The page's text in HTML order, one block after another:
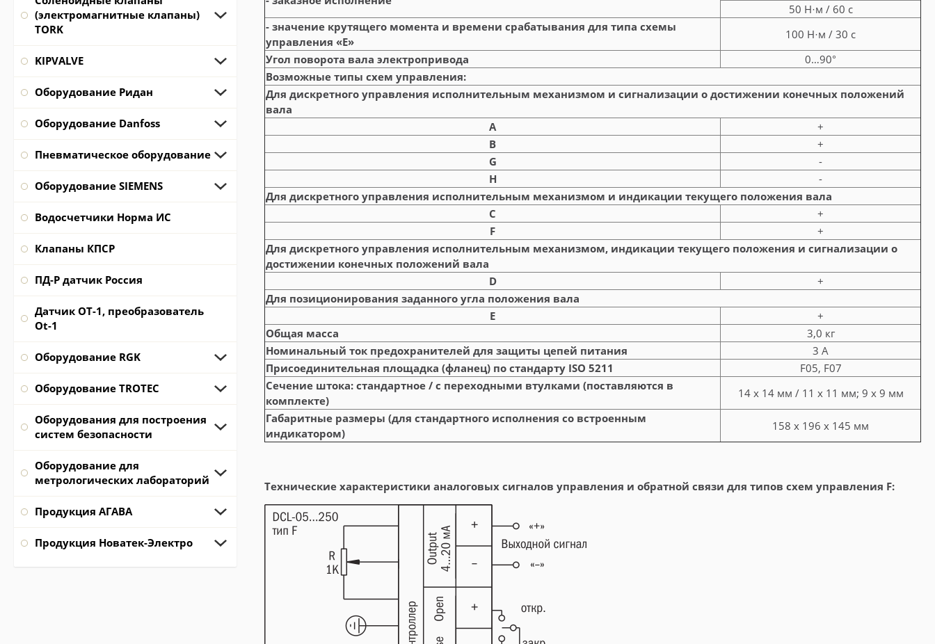
(электромагнитные клапаны)
TORK
KIPVALVE
Оборудование Ридан
Оборудование Danfoss
Пневматическое оборудование
Оборудование SIEMENS
Водосчетчики Норма ИС
Клапаны КПСР
ПД-Р датчик Россия
Датчик ОТ-1, преобразователь
Ot-1
Оборудование RGK
Оборудование TROTEC
Оборудования для построения
систем безопасности
Оборудование для
метрологических лабораторий
Продукция АГАВА
Продукция Новатек-Электро
50 Н·м / 60 с
- значение крутящего момента и времени срабатывания для типа схемы
управления «E»
100 Н·м / 30 с
Угол поворота вала электропривода
0…90°
Возможные типы схем управления:
Для дискретного управления исполнительным механизмом и сигнализации о достижении конечных положений
вала
A
+
B
+
G
-
H
-
Для дискретного управления исполнительным механизмом и индикации текущего положения вала
C
+
F
+
Для дискретного управления исполнительным механизмом, индикации текущего положения и сигнализации о
достижении конечных положений вала
D
+
Для позиционирования заданного угла положения вала
E
+
Общая масса
3,0 кг
Номинальный ток предохранителей для защиты цепей питания
3 A
Присоединительная площадка (фланец) по стандарту ISO 5211
F05, F07
Сечение штока: стандартное / с переходными втулками (поставляются в
комплекте)
14 х 14 мм / 11 х 11 мм; 9 х 9 мм
Габаритные размеры (для стандартного исполнения со встроенным
индикатором)
158 х 196 х 145 мм
Технические характеристики аналоговых сигналов управления и обратной связи для типов схем управления F: